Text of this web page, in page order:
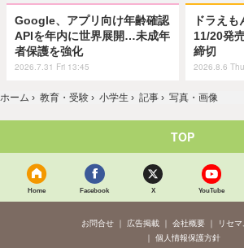
Google、アプリ向け年齢確認
APIを年内に世界展開…未成年
者保護を強化
2026.7.31 Fri 13:45
ドラえ
11/20発
締切
2026.8.6
ホーム › 教育・受験 › 小学生 › 記事 › 写真・画像
TOP
Home Facebook X YouTube
お問合せ 広告掲載 会社概要
リセ
個人情報保護方針